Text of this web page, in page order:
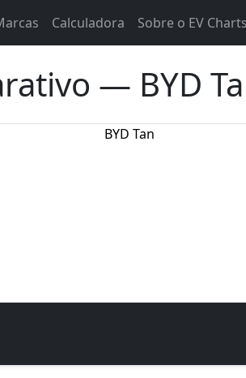
Calculadora Sobre o EV Charts
— BYD